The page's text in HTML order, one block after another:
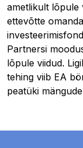
ametlikult lõpule
ettevõtte
Partnersi
lõpule viidud.
tehing viib EA
peatüki